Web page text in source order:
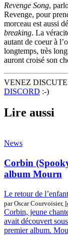
Revenge Song,
Revenge, pour
morceau est aussi
breaking. La
autant de coeur à
longtemps, très
auront croisé son
VENEZ
DISCORD :-)
Lire aussi
News
Corbin
album Mourn
Le retour de
par Oscar Courvoisier,
Corbin, jeune
avait découvert
premier album.